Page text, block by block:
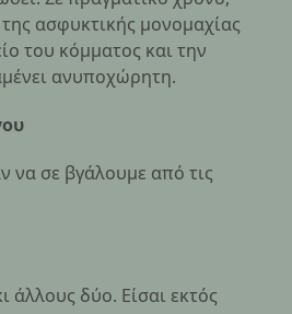
ασφυκτικής μονομαχίας
του κόμματος και την
ανυποχώρητη.
να σε βγάλουμε από τις
άλλους δύο. Είσαι εκτός